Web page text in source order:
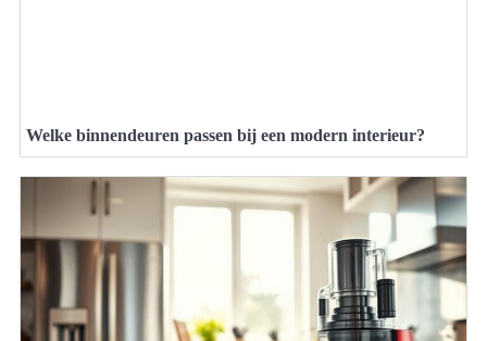
Welke binnendeuren passen bij een modern interieur?